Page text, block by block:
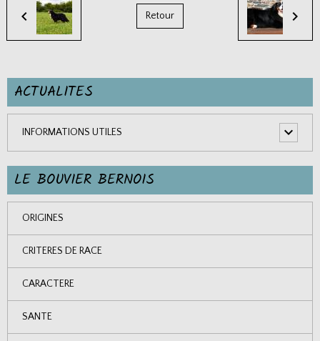
Retour
ACTUALITES
INFORMATIONS UTILES
LE BOUVIER BERNOIS
ORIGINES
CRITERES DE RACE
CARACTERE
SANTE